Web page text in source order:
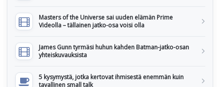
Masters of the Universe sai uuden elämän Prime
Videolla – tällainen jatko-osa voisi olla
James Gunn tyrmäsi huhun kahden Batman-jatko-osan
yhteiskuvauksista
5 kysymystä, jotka kertovat ihmisestä enemmän kuin
tavallinen small talk